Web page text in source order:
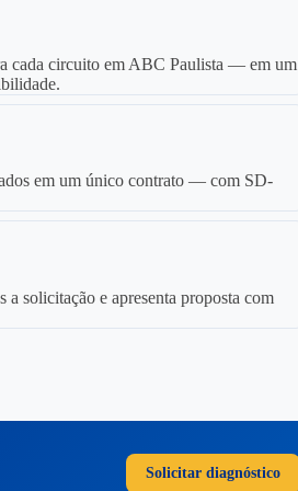
cada circuito em ABC Paulista — em um
em um único contrato — com SD-
solicitação e apresenta proposta com
Solicitar diagnóstico